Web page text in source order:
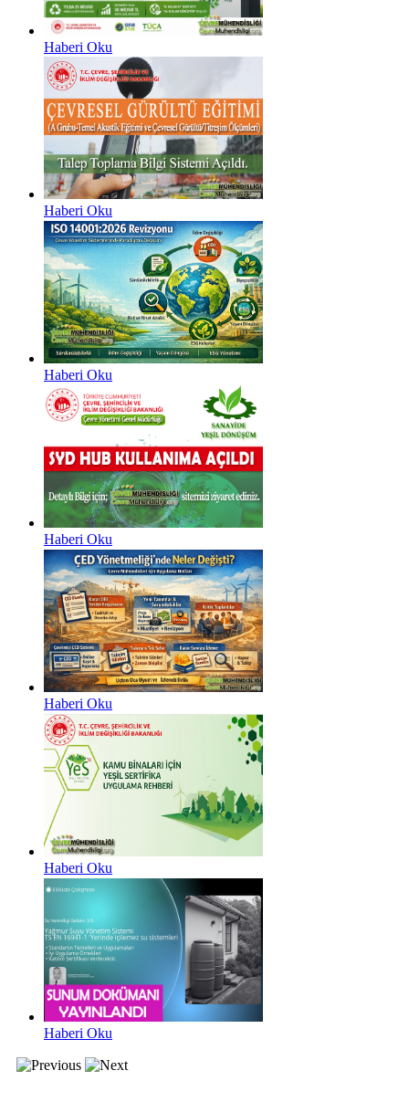
Haberi Oku
Haberi Oku
Haberi Oku
Haberi Oku
Haberi Oku
Haberi Oku
Haberi Oku